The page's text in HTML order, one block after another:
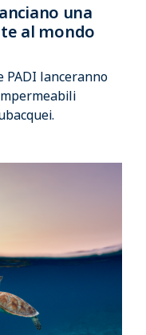
una
al mondo
PADI lanceranno